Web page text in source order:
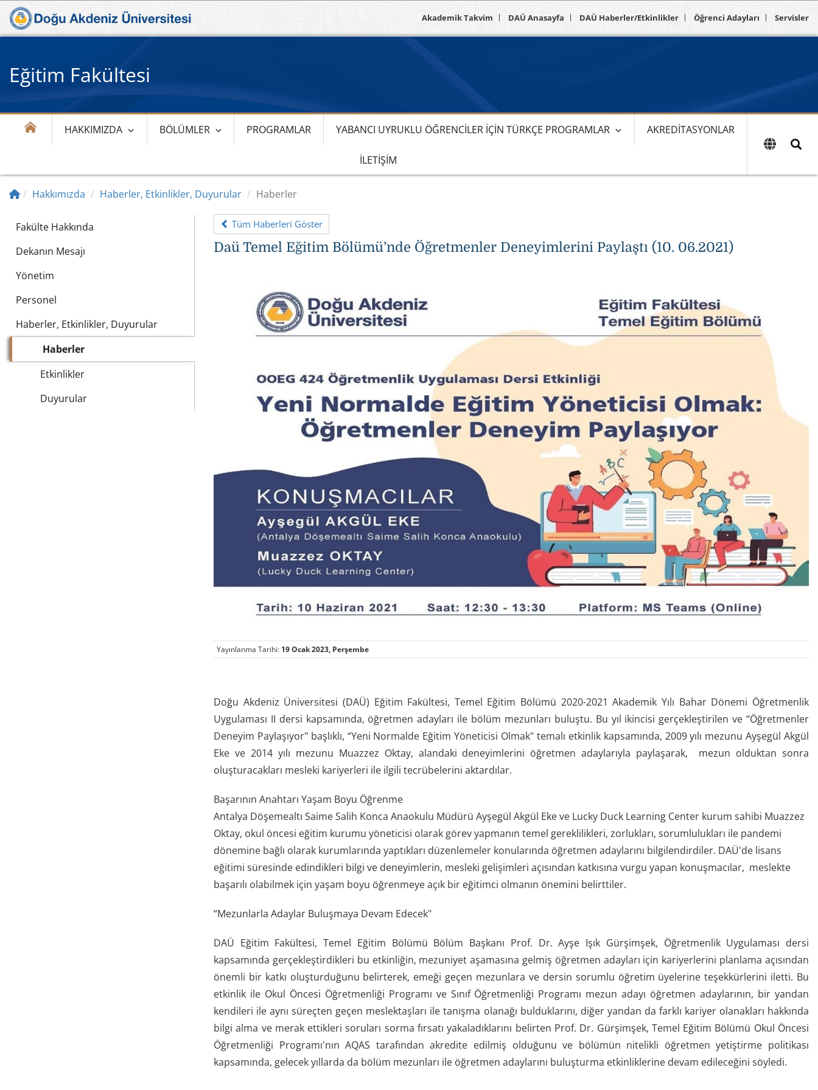
Akademik Takvim DAÜ Anasayfa DAÜ Haberler/Etkinlikler Öğrenci Adayları Servisler
Eğitim Fakültesi
HAKKIMIZDA BÖLÜMLER PROGRAMLAR YABANCI UYRUKLU ÖĞRENCILER IÇIN TÜRKÇE PROGRAMLAR AKREDITASYONLAR
İLETIŞIM
Hakkımızda Haberler, Etkinlikler, Duyurular Haberler
Fakülte Hakkında
Dekanın Mesajı
Yönetim
Personel
Haberler, Etkinlikler, Duyurular
Haberler
Etkinlikler
Duyurular
Tüm Haberleri Göster
Daü Temel Eğitim Bölümü’nde Öğretmenler Deneyimlerini Paylaştı (10. 06.2021)
Yayınlanma Tarihi: 19 Ocak 2023, Perşembe
Doğu Akdeniz Üniversitesi (DAÜ) Eğitim Fakültesi, Temel Eğitim Bölümü 2020-2021 Akademik Yılı Bahar Dönemi Öğretmenlik
Uygulaması II dersi kapsamında, öğretmen adayları ile bölüm mezunları buluştu. Bu yıl ikincisi gerçekleştirilen ve “Öğretmenler
Deneyim Paylaşıyor" başlıklı, “Yeni Normalde Eğitim Yöneticisi Olmak" temalı etkinlik kapsamında, 2009 yılı mezunu Ayşegül Akgül
Eke ve 2014 yılı mezunu Muazzez Oktay, alandaki deneyimlerini öğretmen adaylarıyla paylaşarak, mezun olduktan sonra
oluşturacakları mesleki kariyerleri ile ilgili tecrübelerini aktardılar.
Başarının Anahtarı Yaşam Boyu Öğrenme
Antalya Döşemealtı Saime Salih Konca Anaokulu Müdürü Ayşegül Akgül Eke ve Lucky Duck Learning Center kurum sahibi Muazzez
Oktay, okul öncesi eğitim kurumu yöneticisi olarak görev yapmanın temel gereklilikleri, zorlukları, sorumlulukları ile pandemi
dönemine bağlı olarak kurumlarında yaptıkları düzenlemeler konularında öğretmen adaylarını bilgilendirdiler. DAÜ'de lisans
eğitimi süresinde edindikleri bilgi ve deneyimlerin, mesleki gelişimleri açısından katkısına vurgu yapan konuşmacılar, meslekte
başarılı olabilmek için yaşam boyu öğrenmeye açık bir eğitimci olmanın önemini belirttiler.
“Mezunlarla Adaylar Buluşmaya Devam Edecek"
DAÜ Eğitim Fakültesi, Temel Eğitim Bölümü Bölüm Başkanı Prof. Dr. Ayşe Işık Gürşimşek, Öğretmenlik Uygulaması dersi
kapsamında gerçekleştirdikleri bu etkinliğin, mezuniyet aşamasına gelmiş öğretmen adayları için kariyerlerini planlama açısından
önemli bir katkı oluşturduğunu belirterek, emeği geçen mezunlara ve dersin sorumlu öğretim üyelerine teşekkürlerini iletti. Bu
etkinlik ile Okul Öncesi Öğretmenliği Programı ve Sınıf Öğretmenliği Programı mezun adayı öğretmen adaylarının, bir yandan
kendileri ile aynı süreçten geçen meslektaşları ile tanışma olanağı bulduklarını, diğer yandan da farklı kariyer olanakları hakkında
bilgi alma ve merak ettikleri soruları sorma fırsatı yakaladıklarını belirten Prof. Dr. Gürşimşek, Temel Eğitim Bölümü Okul Öncesi
Öğretmenliği Programı'nın AQAS tarafından akredite edilmiş olduğunu ve bölümün nitelikli öğretmen yetiştirme politikası
kapsamında, gelecek yıllarda da bölüm mezunları ile öğretmen adaylarını buluşturma etkinliklerine devam edileceğini söyledi.